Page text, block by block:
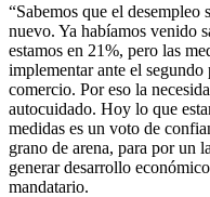
“Sabemos que el desempleo
nuevo. Ya habíamos venido
estamos en 21%, pero las
implementar ante el
comercio. Por eso la
autocuidado. Hoy lo que
medidas es un voto de
grano de arena, para por un
generar desarrollo
mandatario.